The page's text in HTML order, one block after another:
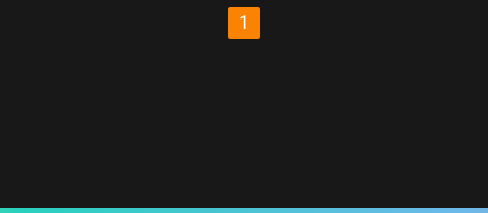
1